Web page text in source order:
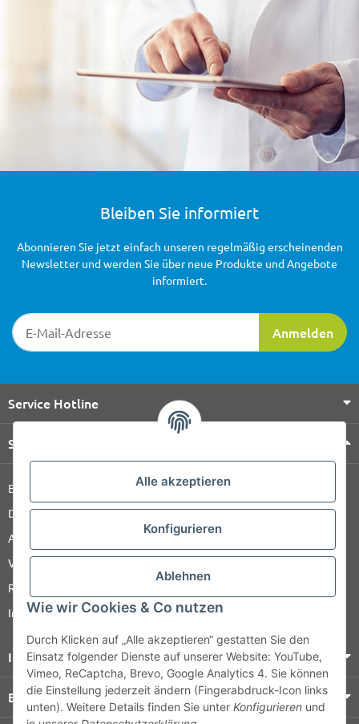
Alle akzeptieren
Konfigurieren
Ablehnen
Wie wir Cookies & Co nutzen
Durch Klicken auf „Alle akzeptieren“ gestatten Sie den
Einsatz folgender Dienste auf unserer Website: YouTube,
Vimeo, ReCaptcha, Brevo, Google Analytics 4. Sie können
die Einstellung jederzeit ändern (Fingerabdruck-Icon links
unten). Weitere Details finden Sie unter Konfigurieren und
Bleiben Sie informiert
Newsletter-Registrierung
Anmelden
Abonnieren Sie jetzt einfach unseren regelmäßig erscheinenden
Newsletter und werden Sie über neue Produkte und Angebote
informiert.
Service Hotline
Shop Service
Barrierefreiheitserklärung
Datenschutz
AGB
Versandinformationen
Retour
Impressum
Informationen
Bezahlung & Versand